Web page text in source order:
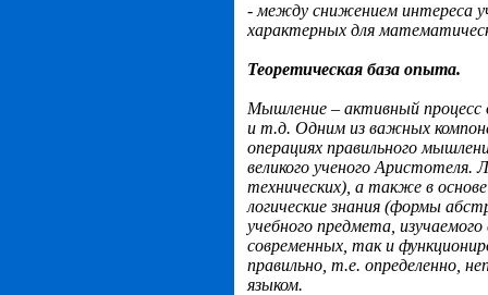
- между снижением интереса
характерных для
Теоретическая база опыта.
Мышление – активный процесс
и т.д. Одним из важных
операциях правильного
великого ученого
технических), а также в
логические знания (формы
учебного предмета, изучаемого
современных, так и
правильно, т.е. определенно,
языком.